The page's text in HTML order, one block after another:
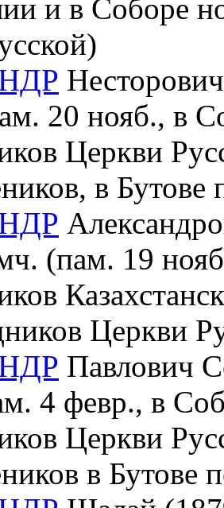
и в Соборе
20 нояб., в
Церкви
в Бутове
(пам. 19
Церкви
Павлович
4 февр., в
Церкви
в Бутове